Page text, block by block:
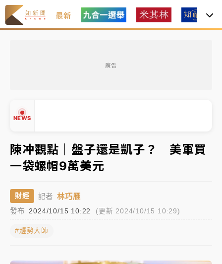
最新
廣告
NEWS
有片｜
連根拔起
中颱白海豚風雨來了！中部以北防豪雨 今晚、明天影
響最劇烈
白海豚逼近！北市水門只出不進 未移置車輛最高罰
油價持續凍漲！ 中油宣布下周一汽柴油價格維持不變
陳冲觀點｜盤子還是凱子？ 美軍買
一袋螺帽9萬美元
財經 記者 林巧雁
發布 2024/10/15 10:22 (更新 2024/10/15 10:29)
#趨勢大師